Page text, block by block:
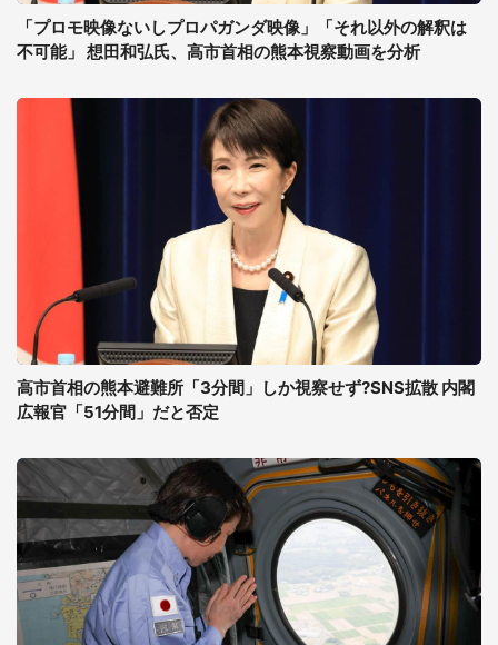
「プロモ映像ないしプロパガンダ映像」「それ以外の解釈は
不可能」 想田和弘氏、高市首相の熊本視察動画を分析
高市首相の熊本避難所「3分間」しか視察せず?SNS拡散 内閣
広報官「51分間」だと否定